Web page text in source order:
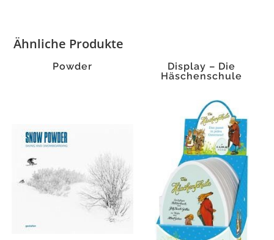
Ähnliche Produkte
Powder
Display – Die
Häschenschule